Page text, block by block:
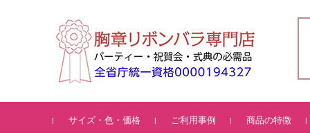
コンテンツに移動
サイズ・色・価格 ご利用事例 商品の特徴